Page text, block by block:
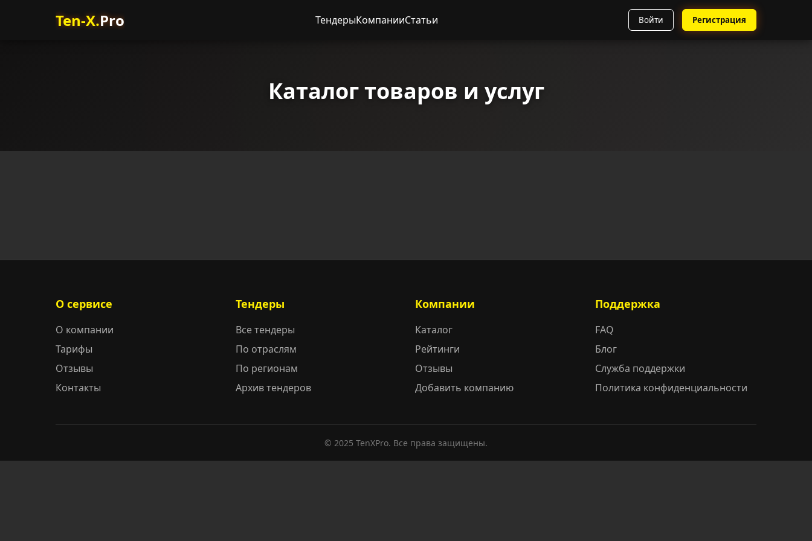
Ten-X.Pro ТендерыКомпанииСтатьи Войти Регистрация
Каталог товаров и услуг
О сервисе
О компании
Тарифы
Отзывы
Контакты
Тендеры
Все тендеры
По отраслям
По регионам
Архив тендеров
Компании
Каталог
Рейтинги
Отзывы
Добавить компанию
Поддержка
FAQ
Блог
Служба поддержки
Политика конфиденциальности
© 2025 TenXPro. Все права защищены.